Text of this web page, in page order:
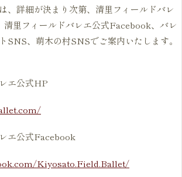
、詳細が決まり次第、清里フィールドバレ
里フィールドバレエ公式Facebook、バレ
SNS、萌木の村SNSでご案内いたします。
エ公式HP
エ公式Facebook
Kiyosato.Field.Ballet/